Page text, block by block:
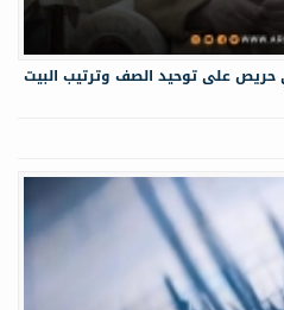
حريص على توحيد الصف وترتيب البيت